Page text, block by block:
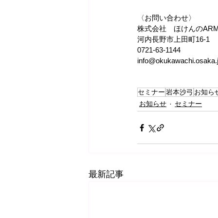
〈お問い合わせ〉
株式会社　ほけんの
河内長野市上田町16-1
0721-63-1144
セミナー岩本沙弓 お知ら
お知らせ
セミナー
最新記事